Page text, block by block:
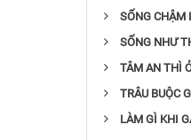
SỐNG CHẬM
SỐNG NHƯ
TÂM AN THÌ
TRÂU BUỘC
LÀM GÌ KHI